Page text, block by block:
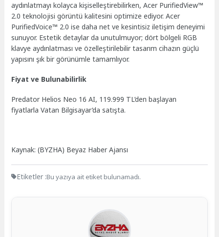
aydınlatmayı kolayca kişiselleştirebilirken, Acer PurifiedView™
2.0 teknolojisi görüntü kalitesini optimize ediyor. Acer
PurifiedVoice™ 2.0 ise daha net ve kesintisiz iletişim deneyimi
sunuyor. Estetik detaylar da unutulmuyor; dört bölgeli RGB
klavye aydınlatması ve özelleştirilebilir tasarım cihazın güçlü
yapısını şık bir görünümle tamamlıyor.
Fiyat ve Bulunabilirlik
Predator Helios Neo 16 AI, 119.999 TL’den başlayan
fiyatlarla Vatan Bilgisayar’da satışta.
Kaynak: (BYZHA) Beyaz Haber Ajansı
Etiketler :Bu yazıya ait etiket bulunamadı.